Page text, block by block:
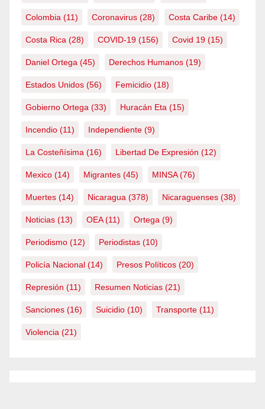
Colombia (11) Coronavirus (28) Costa Caribe (14)
Costa Rica (28) COVID-19 (156) Covid 19 (15)
Daniel Ortega (45) Derechos Humanos (19)
Estados Unidos (56) Femicidio (18)
Gobierno Ortega (33) Huracán Eta (15)
Incendio (11) Independiente (9)
La Costeñísima (16) Libertad De Expresión (12)
Mexico (14) Migrantes (45) MINSA(76)
Muertes (14) Nicaragua (378) Nicaraguenses (38)
Noticias (13) OEA(11) Ortega (9)
Periodismo (12) Periodistas (10)
Policía Nacional (14) Presos Políticos (20)
Represión (11) Resumen Noticias (21)
Sanciones (16) Suicidio (10) Transporte (11)
Violencia (21)